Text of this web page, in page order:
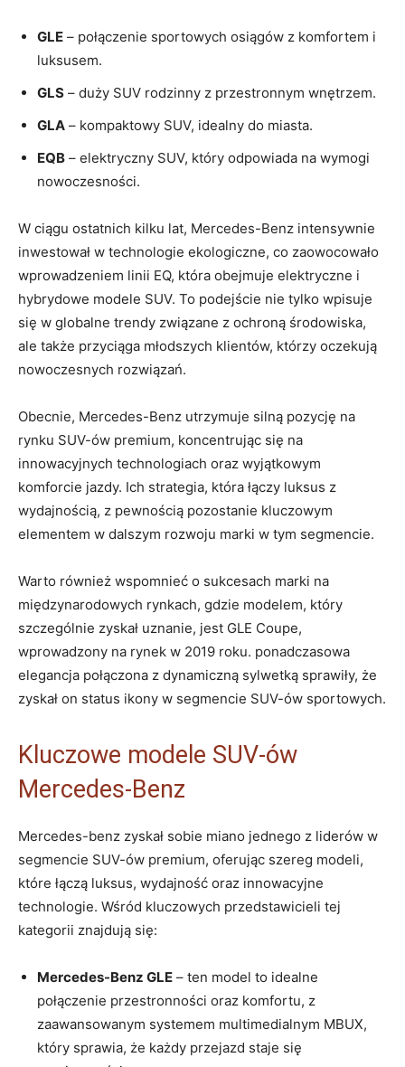
GLE – połączenie sportowych osiągów z komfortem i
luksusem.
GLS – duży SUV rodzinny z przestronnym wnętrzem.
GLA – kompaktowy SUV, idealny do miasta.
EQB – elektryczny SUV, który odpowiada na wymogi
nowoczesności.
W ciągu ostatnich kilku lat, Mercedes-Benz intensywnie
inwestował w technologie ekologiczne, co zaowocowało
wprowadzeniem linii EQ, która obejmuje elektryczne i
hybrydowe modele SUV. To podejście nie tylko wpisuje
się w globalne trendy związane z ochroną środowiska,
ale także przyciąga młodszych klientów, którzy oczekują
nowoczesnych rozwiązań.
Obecnie, Mercedes-Benz utrzymuje silną pozycję na
rynku SUV-ów premium, koncentrując się na
innowacyjnych technologiach oraz wyjątkowym
komforcie jazdy. Ich strategia, która łączy luksus z
wydajnością, z pewnością pozostanie kluczowym
elementem w dalszym rozwoju marki w tym segmencie.
Warto również wspomnieć o sukcesach marki na
międzynarodowych rynkach, gdzie modelem, który
szczególnie zyskał uznanie, jest GLE Coupe,
wprowadzony na rynek w 2019 roku. ponadczasowa
elegancja połączona z dynamiczną sylwetką sprawiły, że
zyskał on status ikony w segmencie SUV-ów sportowych.
Kluczowe modele SUV-ów
Mercedes-Benz
Mercedes-benz zyskał sobie miano jednego z liderów w
segmencie SUV-ów premium, oferując szereg modeli,
które łączą luksus, wydajność oraz innowacyjne
technologie. Wśród kluczowych przedstawicieli tej
kategorii znajdują się:
Mercedes-Benz GLE – ten model to idealne
połączenie przestronności oraz komfortu, z
zaawansowanym systemem multimedialnym MBUX,
który sprawia, że każdy przejazd staje się